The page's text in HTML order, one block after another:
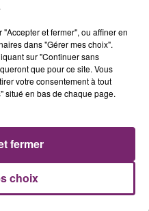
PODCASTS
légales
et fermer", ou affiner en
dans "Gérer mes choix".
sur "Continuer sans
que pour ce site. Vous
votre consentement à tout
situé en bas de chaque page.
choix
fermer